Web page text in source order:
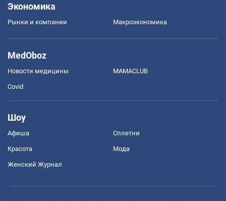
Экономика
Рынки и компании Mакроэкономика
MedOboz
Новости медицины MAMACLUB
Covid
Шоу
Афиша Сплетни
Красота Мода
Женский Журнал